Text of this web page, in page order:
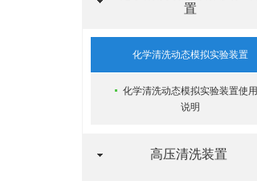
置
化学清洗动态模拟实验装置
化学清洗动态模拟实验装置使用
说明
高压清洗装置